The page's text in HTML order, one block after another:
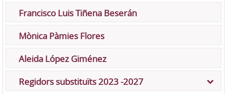
Francisco Luis Tiñena Beserán
Mònica Pàmies Flores
Aleida López Giménez
Regidors substituïts 2023 -2027